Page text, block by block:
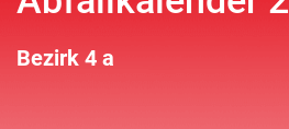
Bezirk 4 a